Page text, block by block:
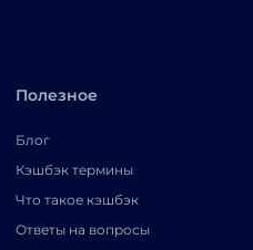
Полезное
Блог
Кэшбэк термины
Что такое кэшбэк
Ответы на вопросы